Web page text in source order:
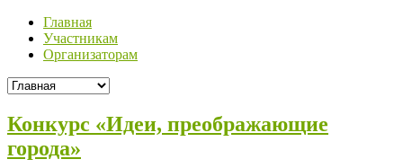
Главная
Участникам
Организаторам
Конкурс «Идеи, преображающие
города»